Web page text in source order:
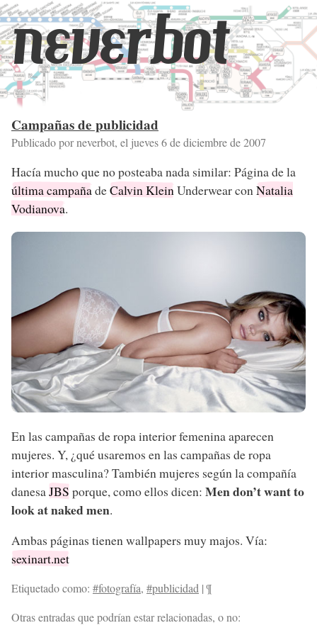
neverbot
Campañas de publicidad
Publicado por neverbot, el jueves 6 de diciembre de 2007
Hacía mucho que no posteaba nada similar: Página de la
última campañadeCalvin Klein Underwear con Natalia
Vodianova.
En las campañas de ropa interior femenina aparecen
mujeres. Y, ¿qué usaremos en las campañas de ropa
interior masculina? También mujeres según la compañía
danesaJBS porque, como ellos dicen: Men don’t want to
look at naked men.
Ambas páginas tienen wallpapers muy majos. Vía:
sexinart.net
Etiquetado como: #fotografía, #publicidad |¶
Otras entradas que podrían estar relacionadas, o no: